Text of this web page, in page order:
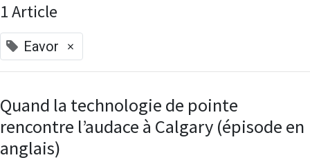
1 Article
Eavor ×
Quand la technologie de pointe
rencontre l’audace à Calgary (épisode en
anglais)